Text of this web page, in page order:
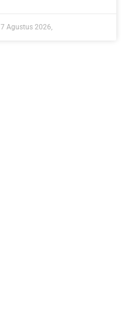
7 Agustus 2026,